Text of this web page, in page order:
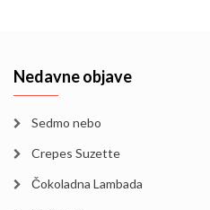
Nedavne objave
Sedmo nebo
Crepes Suzette
Čokoladna Lambada